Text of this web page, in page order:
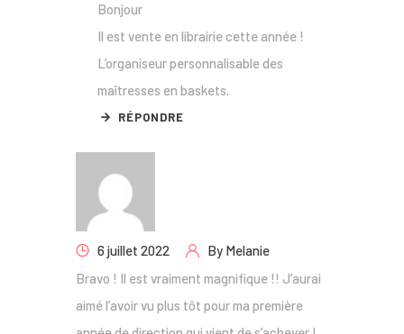
Bonjour
Il est vente en librairie cette année !
L’organiseur personnalisable des
maîtresses en baskets.
RÉPONDRE
6 juillet 2022 By Melanie
Bravo ! Il est vraiment magnifique !! J’aurai
aimé l’avoir vu plus tôt pour ma première